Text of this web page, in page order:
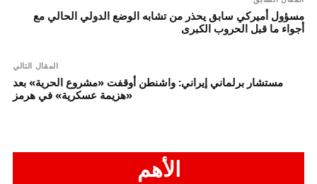
مسؤول أميركي سابق يحذر من تشابه الوضع الدولي الحالي مع
أجواء ما قبل الحروب الكبرى
المقال التالي
مستشار برلماني إيراني: واشنطن أوقفت «مشروع الحرية» بعد
«هزيمة عسكرية» في هرمز
الأهم